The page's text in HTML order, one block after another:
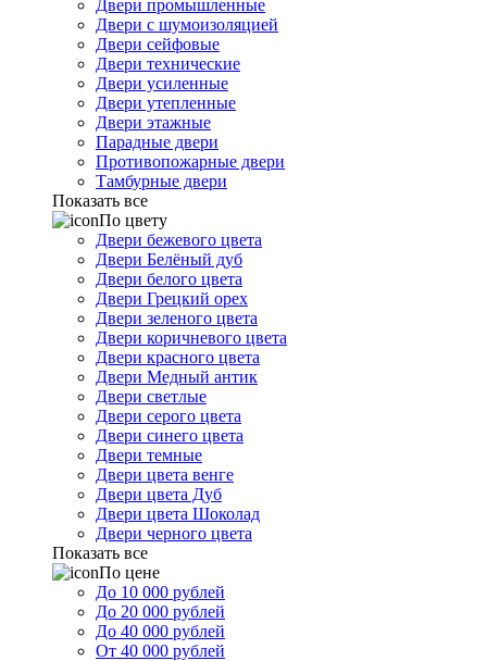
Двери промышленные
Двери с шумоизоляцией
Двери сейфовые
Двери технические
Двери усиленные
Двери утепленные
Двери этажные
Парадные двери
Противопожарные двери
Тамбурные двери
Показать все
По цвету
Двери бежевого цвета
Двери Белёный дуб
Двери белого цвета
Двери Грецкий орех
Двери зеленого цвета
Двери коричневого цвета
Двери красного цвета
Двери Медный антик
Двери светлые
Двери серого цвета
Двери синего цвета
Двери темные
Двери цвета венге
Двери цвета Дуб
Двери цвета Шоколад
Двери черного цвета
Показать все
По цене
До 10 000 рублей
До 20 000 рублей
До 40 000 рублей
От 40 000 рублей